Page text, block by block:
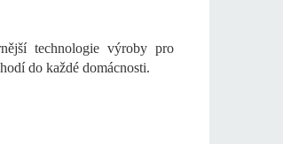
technologie výroby pro
do každé domácnosti.